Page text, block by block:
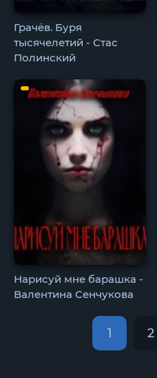
Грачёв. Буря
тысячелетий - Стас
Полинский
Нарисуй мне барашка -
Валентина Сенчукова
1 2